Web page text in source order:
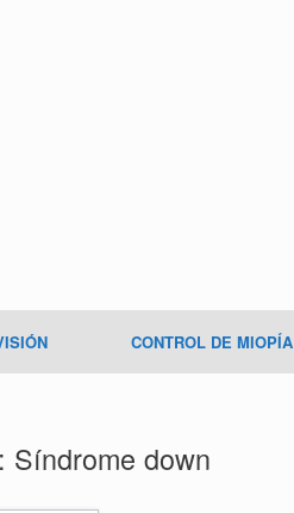
CONTROL DE MIOPÍA
Síndrome down